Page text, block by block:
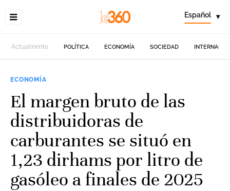
Español ▾
Actualmente POLÍTICA ECONOMÍA SOCIEDAD
ECONOMÍA
El margen bruto de las
distribuidoras de
carburantes se situó en
1,23 dirhams por litro de
gasóleo a finales de 2025